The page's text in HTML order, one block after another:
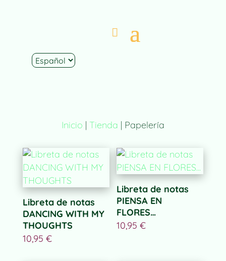
Inicio | Tienda | Papelería
Libreta de notas
DANCING WITH MY
THOUGHTS
10,95 €
Libreta de notas
PIENSA EN
FLORES…
10,95€